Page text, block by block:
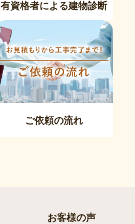
有資格者による建物診断
ご依頼の流れ
お客様の声